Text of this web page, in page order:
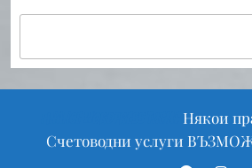
Някои
Счетоводни услуги